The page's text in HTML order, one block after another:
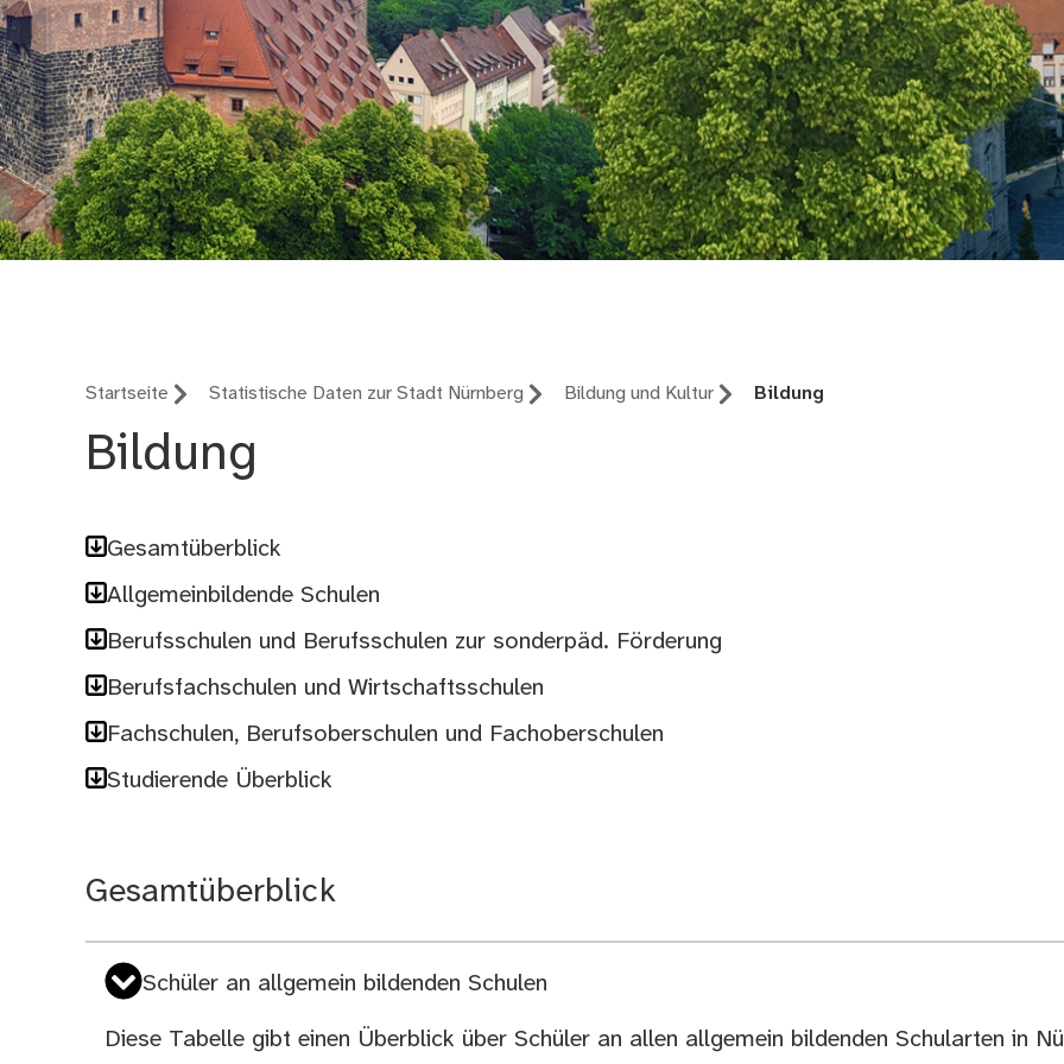
Startseite Statistische Daten zur Stadt Nürnberg Bildung und Kultur Bildung
Bildung
Gesamtüberblick
Allgemeinbildende Schulen
Berufsschulen und Berufsschulen zur sonderpäd. Förderung
Berufsfachschulen und Wirtschaftsschulen
Fachschulen, Berufsoberschulen und Fachoberschulen
Studierende Überblick
Gesamtüberblick
Schüler an allgemein bildenden Schulen
Diese Tabelle gibt einen Überblick über Schüler an allen allgemein bildenden Schularten in